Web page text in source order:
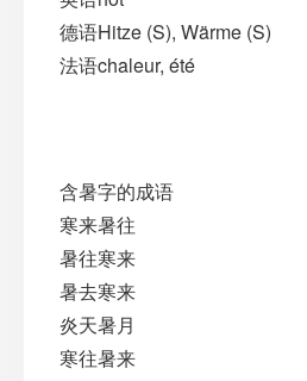
德语Hitze (S)​, Wärme (S)
法语chaleur, été
含暑字的成语
寒来暑往
暑往寒来
暑去寒来
炎天暑月
寒往暑来